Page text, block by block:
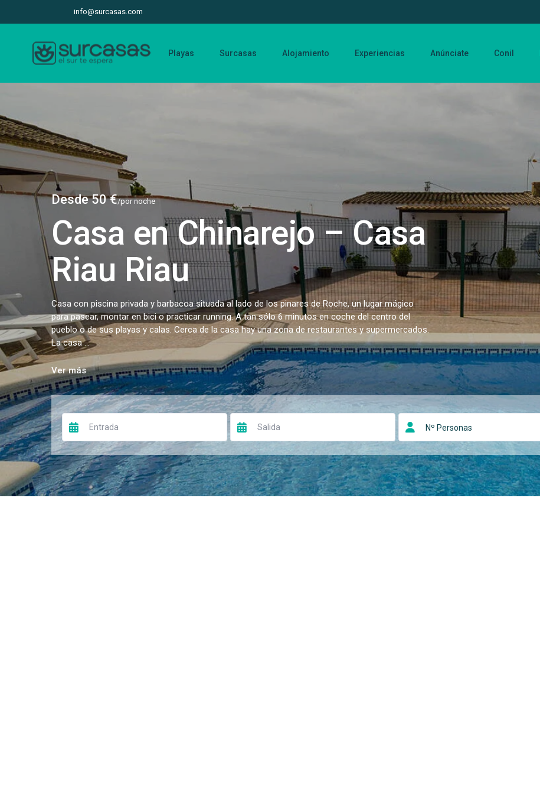
info@surcasas.com
Playas Surcasas Alojamiento Experiencias Anúnciate Conil
Desde 50 €/por noche
Casa en Chinarejo – Casa
Riau Riau
Casa con piscina privada y barbacoa situada al lado de los pinares de Roche, un lugar mágico
para pasear, montar en bici o practicar running. A tan sólo 6 minutos en coche del centro del
pueblo o de sus playas y calas. Cerca de la casa hay una zona de restaurantes y supermercados.
La casa ...
Ver más
Nº Personas